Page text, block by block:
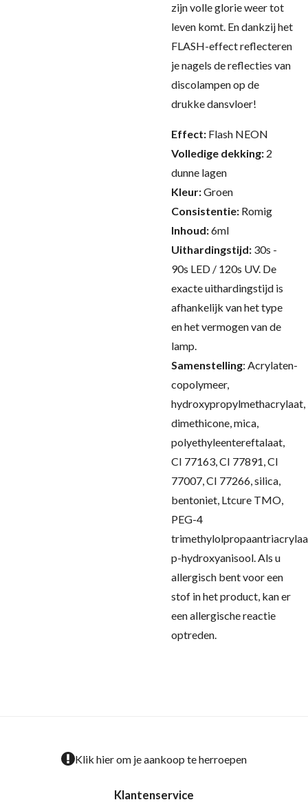
zijn volle glorie weer tot
leven komt. En dankzij het
FLASH-effect reflecteren
je nagels de reflecties van
discolampen op de
drukke dansvloer!
Effect: Flash NEON
Volledige dekking: 2
dunne lagen
Kleur:Groen
Consistentie: Romig
Inhoud:6ml
Uithardingstijd: 30s -
90s LED / 120s UV. De
exacte uithardingstijd is
afhankelijk van het type
en het vermogen van de
lamp.
Samenstelling: Acrylaten-
copolymeer,
hydroxypropylmethacrylaat,
dimethicone, mica,
polyethyleentereftalaat,
CI 77163, CI 77891, CI
77007, CI 77266, silica,
bentoniet, Ltcure TMO,
PEG-4
p-hydroxyanisool.Als u
allergisch bent voor een
stof in het product, kan er
een allergische reactie
optreden.
Klik hier om je aankoop te herroepen
Klantenservice